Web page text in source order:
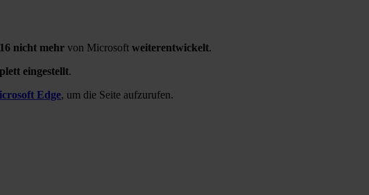
nicht mehr von Microsoft weiterentwickelt.
eingestellt.
Edge, um die Seite aufzurufen.